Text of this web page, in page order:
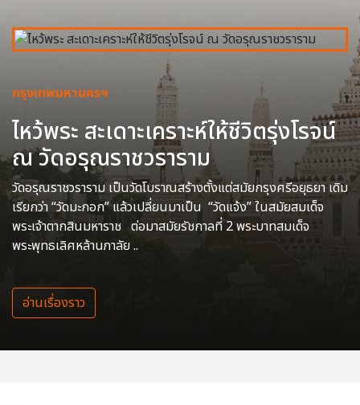
กรุงเทพมหานครฯ
ไหว้พระ สะเดาะเคราะห์ให้ชีวิตรุ่งโรจน์
ณ วัดอรุณราชวราราม
วัดอรุณราชวราราม เป็นวัดโบราณสร้างตั้งแต่สมัยกรุงศรีอยุธยา เดิม
เรียกว่า “วัดมะกอก” แล้วเปลี่ยนมาเป็น “วัดแจ้ง” ในสมัยสมเด็จ
พระเจ้าตากสินมหาราช ต่อมาสมัยรัชกาลที่ 2 พระบาทสมเด็จ
พระพุทธเลิศหล้านภาลัย ..
อ่านเรื่องราว